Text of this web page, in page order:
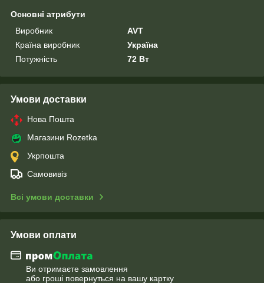
Основні атрибути
Виробник
AVT
Країна виробник
Україна
Потужність
72 Вт
Умови доставки
Нова Пошта
Магазини Rozetka
Укрпошта
Самовивіз
Всі умови доставки
Умови оплати
Ви отримаєте замовлення
або гроші повернуться на вашу картку